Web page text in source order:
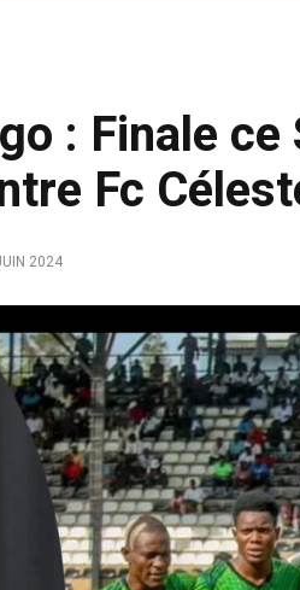
: Finale
Fc
2024